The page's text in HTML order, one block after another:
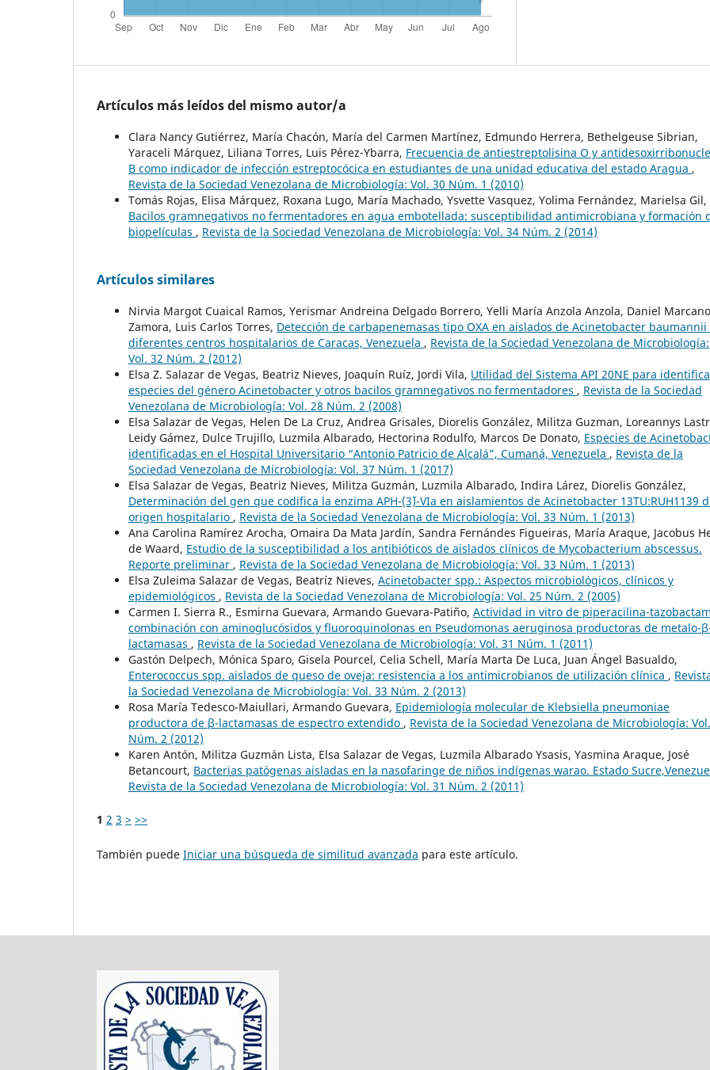
Artículos más leídos del mismo autor/a
Clara Nancy Gutiérrez, María Chacón, María del Carmen Martínez, Edmundo Herrera, Bethelgeuse Sibrian,
Yaraceli Márquez, Liliana Torres, Luis Pérez-Ybarra, Frecuencia de antiestreptolisina O y
B como indicador de infección estreptocócica en estudiantes de una unidad educativa del estado Aragua ,
Revista de la Sociedad Venezolana de Microbiología: Vol. 30 Núm. 1 (2010)
Tomás Rojas, Elisa Márquez, Roxana Lugo, María Machado, Ysvette Vasquez, Yolima Fernández, Marielsa Gil,
Bacilos gramnegativos no fermentadores en agua embotellada: susceptibilidad antimicrobiana y formación
biopelículas , Revista de la Sociedad Venezolana de Microbiología: Vol. 34 Núm. 2 (2014)
Artículos similares
Nirvia Margot Cuaical Ramos, Yerismar Andreina Delgado Borrero, Yelli María Anzola Anzola, Daniel Marcano
Zamora, Luis Carlos Torres, Detección de carbapenemasas tipo OXA en aislados de Acinetobacter baumannii
diferentes centros hospitalarios de Caracas, Venezuela , Revista de la Sociedad Venezolana de Microbiología:
Vol. 32 Núm. 2 (2012)
Elsa Z. Salazar de Vegas, Beatriz Nieves, Joaquín Ruíz, Jordi Vila, Utilidad del Sistema API 20NE para
especies del género Acinetobacter y otros bacilos gramnegativos no fermentadores , Revista de la Sociedad
Venezolana de Microbiología: Vol. 28 Núm. 2 (2008)
Elsa Salazar de Vegas, Helen De La Cruz, Andrea Grisales, Diorelis González, Militza Guzman, Loreannys
Leidy Gámez, Dulce Trujillo, Luzmila Albarado, Hectorina Rodulfo, Marcos De Donato, Especies de
identificadas en el Hospital Universitario “Antonio Patricio de Alcalá”, Cumaná, Venezuela , Revista de la
Sociedad Venezolana de Microbiología: Vol. 37 Núm. 1 (2017)
Elsa Salazar de Vegas, Beatriz Nieves, Militza Guzmán, Luzmila Albarado, Indira Lárez, Diorelis González,
Determinación del gen que codifica la enzima APH-(3´)-VIa en aislamientos de Acinetobacter 13TU:RUH1139
origen hospitalario , Revista de la Sociedad Venezolana de Microbiología: Vol. 33 Núm. 1 (2013)
Ana Carolina Ramírez Arocha, Omaira Da Mata Jardín, Sandra Fernándes Figueiras, María Araque, Jacobus
de Waard, Estudio de la susceptibilidad a los antibióticos de aislados clínicos de Mycobacterium abscessus.
Reporte preliminar , Revista de la Sociedad Venezolana de Microbiología: Vol. 33 Núm. 1 (2013)
Elsa Zuleima Salazar de Vegas, Beatríz Nieves, Acinetobacter spp.: Aspectos microbiológicos, clínicos y
epidemiológicos , Revista de la Sociedad Venezolana de Microbiología: Vol. 25 Núm. 2 (2005)
Carmen I. Sierra R., Esmirna Guevara, Armando Guevara-Patiño, Actividad in vitro de piperacilina-
combinación con aminoglucósidos y fluoroquinolonas en Pseudomonas aeruginosa productoras de metalo-
lactamasas , Revista de la Sociedad Venezolana de Microbiología: Vol. 31 Núm. 1 (2011)
Gastón Delpech, Mónica Sparo, Gisela Pourcel, Celia Schell, María Marta De Luca, Juan Ángel Basualdo,
Enterococcus spp. aislados de queso de oveja: resistencia a los antimicrobianos de utilización clínica ,
la Sociedad Venezolana de Microbiología: Vol. 33 Núm. 2 (2013)
Rosa María Tedesco-Maiullari, Armando Guevara, Epidemiología molecular de Klebsiella pneumoniae
productora de β-lactamasas de espectro extendido , Revista de la Sociedad Venezolana de Microbiología:
Núm. 2 (2012)
Karen Antón, Militza Guzmán Lista, Elsa Salazar de Vegas, Luzmila Albarado Ysasis, Yasmina Araque, José
Betancourt, Bacterias patógenas aisladas en la nasofaringe de niños indígenas warao. Estado
Revista de la Sociedad Venezolana de Microbiología: Vol. 31 Núm. 2 (2011)
1 2 3 > >>
También puede Iniciar una búsqueda de similitud avanzada para este artículo.